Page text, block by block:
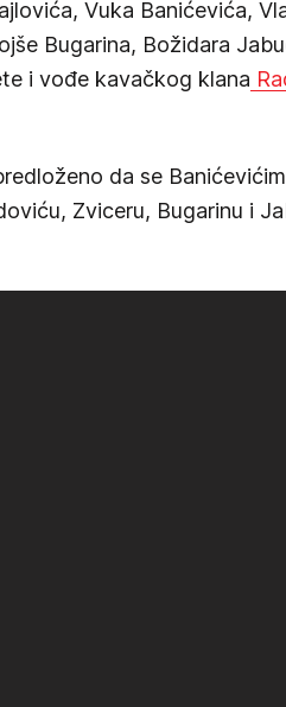
Vuka Banićevića,
Bugarina, Božidara
i vođe kavačkog klana
da se
Zviceru, Bugarinu i